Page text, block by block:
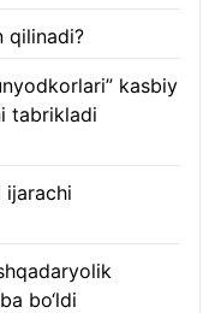
qilinadi?
kasbiy
tabrikladi
ijarachi
bo‘ldi